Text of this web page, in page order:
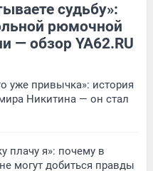
судьбу»:
рюмочной
— обзор YA62.RU
уже привычка»: история
Никитина — он стал
плачу я»: почему в
могут добиться правды